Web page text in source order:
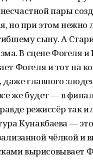
пары
но при этом нежно
сыну. А
В сцене Фогеля и
Фогеля и тот на
даже главного
же будет — в
режиссёр так
Кунакбаева —
чёлкой и
вырисовывает